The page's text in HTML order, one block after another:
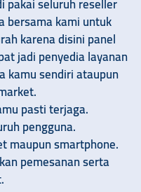
bersama kami untuk
karena disini panel
jadi penyedia layanan
kamu sendiri ataupun
pasti terjaga.
pengguna.
maupun smartphone.
pemesanan serta